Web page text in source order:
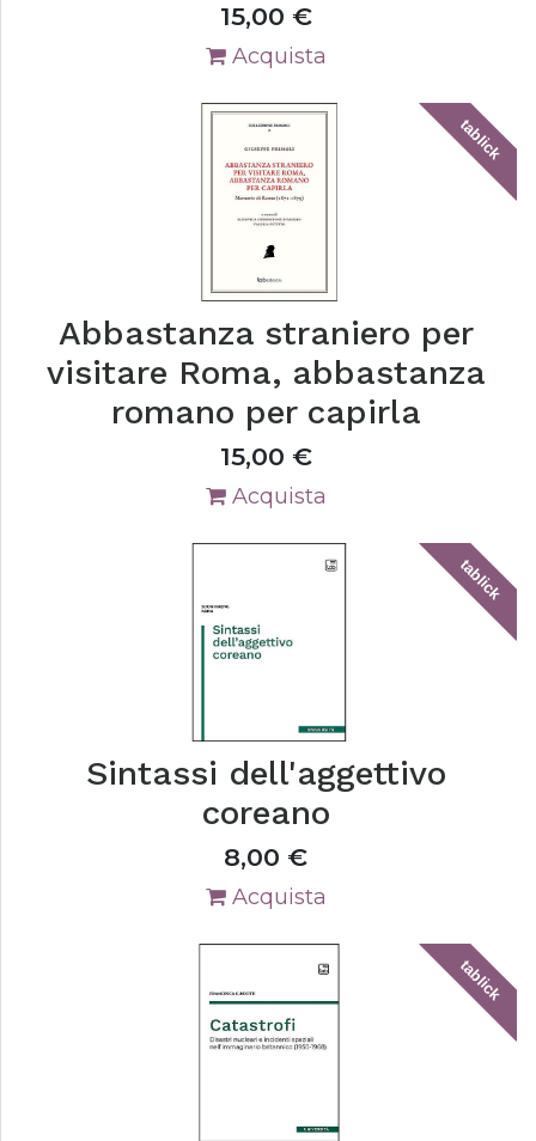
15,00 €
Acquista
tablick
Abbastanza straniero per
visitare Roma, abbastanza
romano per capirla
15,00 €
Acquista
tablick
Sintassi dell'aggettivo
coreano
8,00 €
Acquista
tablick